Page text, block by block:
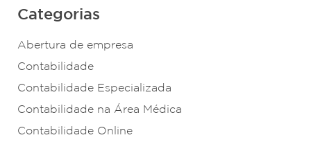
Categorias
Abertura de empresa
Contabilidade
Contabilidade Especializada
Contabilidade na Área Médica
Contabilidade Online